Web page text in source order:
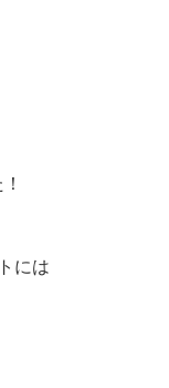
には